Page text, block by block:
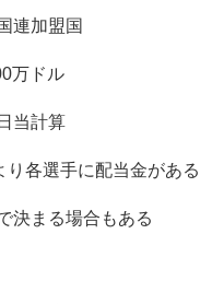
連加盟国
万ドル
当計算
り各選手に配当金がある
決まる場合もある